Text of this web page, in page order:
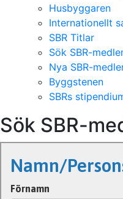
Husbyggaren
Internationellt
SBR Titlar
Sök SBR-
Nya SBR-
Byggstenen
SBRs
Sök SBR-